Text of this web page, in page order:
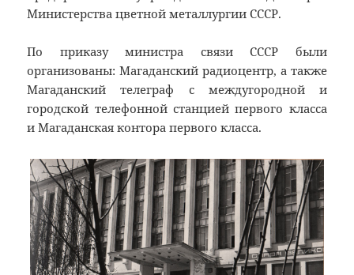
Министерства цветной металлургии СССР.
По приказу министра связи СССР были
организованы: Магаданский радиоцентр, а также
Магаданский телеграф с междугородной и
городской телефонной станцией первого класса
и Магаданская контора первого класса.